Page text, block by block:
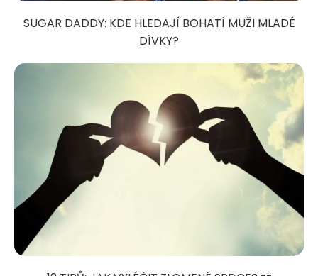
SUGAR DADDY: KDE HLEDAJÍ BOHATÍ MUŽI MLADÉ
DÍVKY?